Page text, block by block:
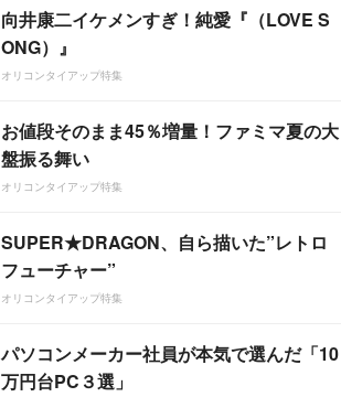
向井康二イケメンすぎ！純愛『（LOVE S
ONG）』
オリコンタイアップ特集
お値段そのまま45％増量！ファミマ夏の大
盤振る舞い
オリコンタイアップ特集
SUPER★DRAGON、自ら描いた”レトロ
フューチャー”
オリコンタイアップ特集
パソコンメーカー社員が本気で選んだ「10
万円台PC３選」